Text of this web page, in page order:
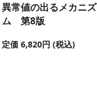
異常値の出るメカニズ
ム 第8版
定価 6,820円 (税込)